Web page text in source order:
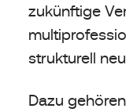
zukünftige
strukturell
Dazu